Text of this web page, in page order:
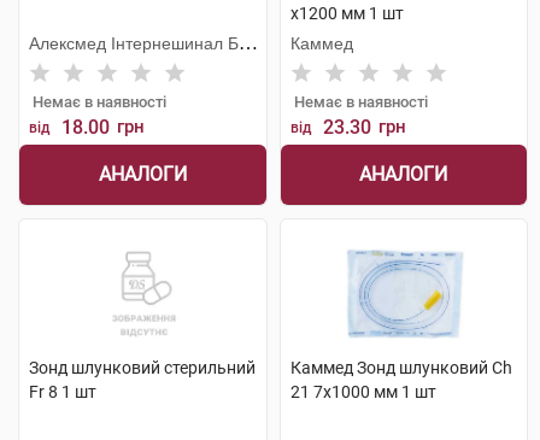
Алексмед Інтернешинал Б.
В.
Немає в наявності
від 18.00 грн
АНАЛОГИ
х1200 мм 1 шт
Каммед
Немає в наявності
від 23.30 грн
АНАЛОГИ
Зонд шлунковий стерильний
Fr 8 1 шт
Каммед Зонд шлунковий Ch
21 7х1000 мм 1 шт